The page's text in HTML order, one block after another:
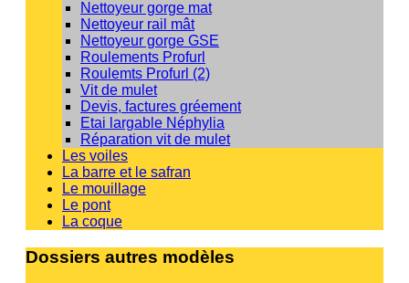
Nettoyeur gorge mat
Nettoyeur rail mât
Nettoyeur gorge GSE
Roulements Profurl
Roulemts Profurl (2)
Vit de mulet
Devis, factures gréement
Etai largable Néphylia
Réparation vit de mulet
Les voiles
La barre et le safran
Le mouillage
Le pont
La coque
Dossiers autres modèles